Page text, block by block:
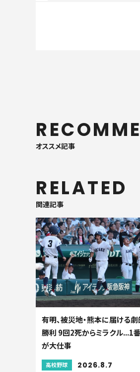
オススメ記事
RELATED
関連記事
有明、被災地・熊本に届ける
勝利 9回2死からミラクル...1
が大仕事
高校野球 2026.8.7